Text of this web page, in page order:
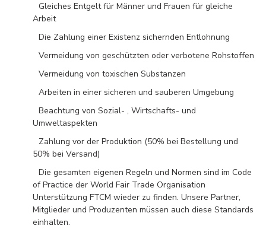
Gleiches Entgelt für Männer und Frauen für gleiche
Arbeit
Die Zahlung einer Existenz sichernden Entlohnung
Vermeidung von geschützten oder verbotene Rohstoffen
Vermeidung von toxischen Substanzen
Arbeiten in einer sicheren und sauberen Umgebung
Beachtung von Sozial- , Wirtschafts- und
Umweltaspekten
Zahlung vor der Produktion (50% bei Bestellung und
50% bei Versand)
Die gesamten eigenen Regeln und Normen sind im Code
of Practice der World Fair Trade Organisation
Unterstützung FTCM wieder zu finden. Unsere Partner,
Mitglieder und Produzenten müssen auch diese Standards
einhalten.